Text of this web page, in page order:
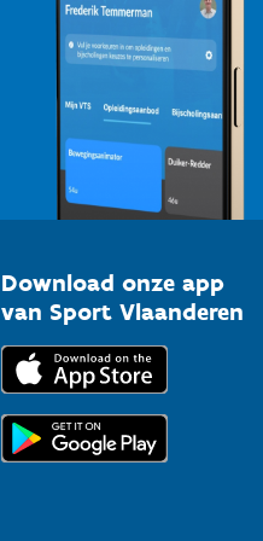
Download onze app
van Sport Vlaanderen